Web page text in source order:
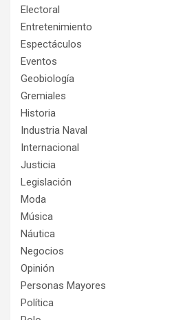
Electoral
Entretenimiento
Espectáculos
Eventos
Geobiología
Gremiales
Historia
Industria Naval
Internacional
Justicia
Legislación
Moda
Música
Náutica
Negocios
Opinión
Personas Mayores
Política